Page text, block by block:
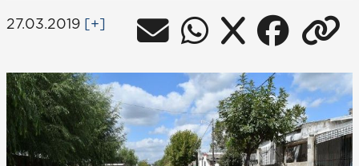
27.03.2019 [+]